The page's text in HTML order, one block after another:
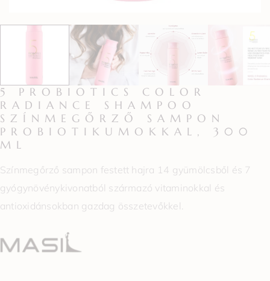
5 PROBIOTICS COLOR
RADIANCE SHAMPOO
SZÍNMEGŐRZŐ SAMPON
PROBIOTIKUMOKKAL, 300
ML
Színmegőrző sampon festett hajra 14 gyümölcsből és 7
gyógynövénykivonatból származó vitaminokkal és
antioxidánsokban gazdag összetevőkkel.